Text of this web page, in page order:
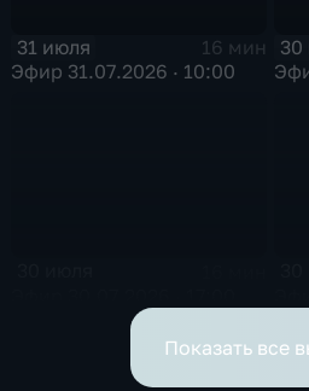
31 июля
16 мин
Эфир 31.07.2026 · 10:00
30
Показать все